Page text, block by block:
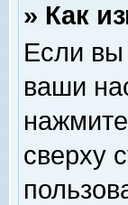
» Как
Если вы
ваши
сверху